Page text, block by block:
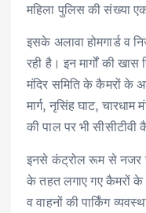
महिला पुलिस की संख्या
इसके अलावा होमगार्ड व
रही है। इन मार्गों की
मंदिर समिति के कैमरों के
मार्ग, नृसिंह घाट, चारधाम
की पाल पर भी सीसीटीवी
इनसे कंट्रोल रूम से नजर
के तहत लगाए गए कैमरों
व वाहनों की पार्किंग